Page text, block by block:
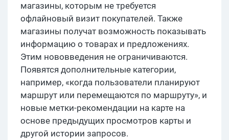
магазины, которым не требуется
офлайновый визит покупателей. Также
магазины получат возможность показывать
информацию о товарах и предложениях.
Этим нововведения не ограничиваются.
Появятся дополнительные категории,
например, «когда пользователи планируют
маршрут или перемещаются по маршруту», и
новые метки-рекомендации на карте на
основе предыдущих просмотров карты и
другой истории запросов.